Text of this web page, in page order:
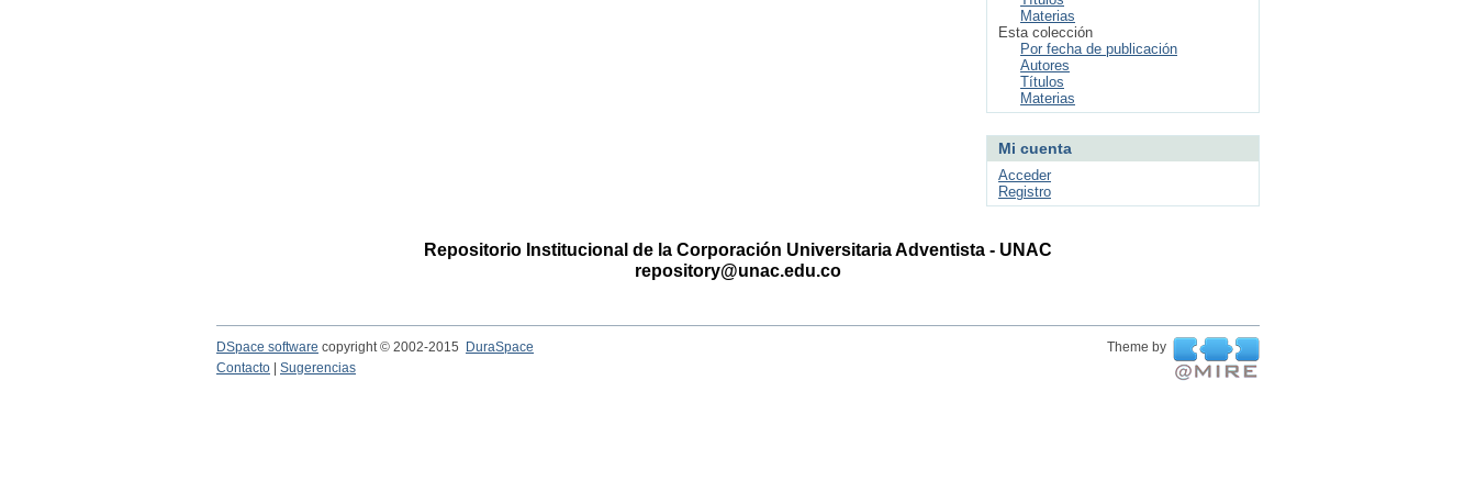
Materias
Esta colección
Por fecha de publicación
Autores
Títulos
Materias
Mi cuenta
Acceder
Registro
Repositorio Institucional de la Corporación Universitaria Adventista - UNAC
repository@unac.edu.co
DSpace software copyright © 2002-2015 DuraSpace
Theme by
Contacto
Sugerencias